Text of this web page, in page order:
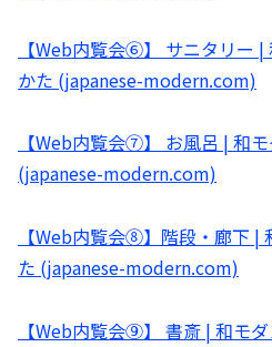
【Web内覧会⑥】 サニタリー
かた (japanese-modern.com)
【Web内覧会⑦】 お風呂 | 和
(japanese-modern.com)
【Web内覧会⑧】階段・廊下 |
た (japanese-modern.com)
【Web内覧会⑨】 書斎 | 和モ